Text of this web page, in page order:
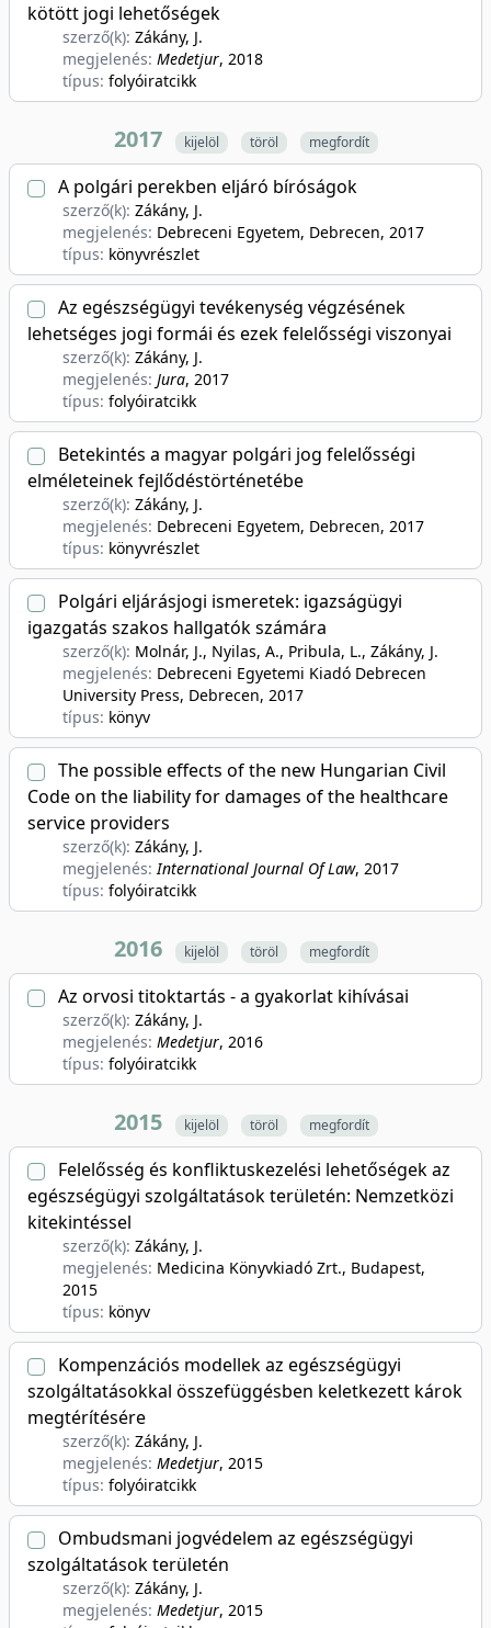
kötött jogi lehetőségek
szerző(k): Zákány, J.
megjelenés: Medetjur, 2018
típus: folyóiratcikk
2017 kijelöl töröl megfordít
A polgári perekben eljáró bíróságok
szerző(k): Zákány, J.
megjelenés: Debreceni Egyetem, Debrecen, 2017
típus: könyvrészlet
Az egészségügyi tevékenység végzésének
lehetséges jogi formái és ezek felelősségi viszonyai
szerző(k): Zákány, J.
megjelenés: Jura, 2017
típus: folyóiratcikk
Betekintés a magyar polgári jog felelősségi
elméleteinek fejlődéstörténetébe
szerző(k): Zákány, J.
megjelenés: Debreceni Egyetem, Debrecen, 2017
típus: könyvrészlet
Polgári eljárásjogi ismeretek: igazságügyi
igazgatás szakos hallgatók számára
szerző(k): Molnár, J., Nyilas, A., Pribula, L., Zákány, J.
megjelenés: Debreceni Egyetemi Kiadó Debrecen
University Press, Debrecen, 2017
típus: könyv
The possible effects of the new Hungarian Civil
Code on the liability for damages of the healthcare
service providers
szerző(k): Zákány, J.
megjelenés:International Journal Of Law, 2017
típus: folyóiratcikk
2016 kijelöl töröl megfordít
Az orvosi titoktartás - a gyakorlat kihívásai
szerző(k): Zákány, J.
megjelenés: Medetjur, 2016
típus: folyóiratcikk
2015 kijelöl töröl megfordít
Felelősség és konfliktuskezelési lehetőségek az
egészségügyi szolgáltatások területén: Nemzetközi
kitekintéssel
szerző(k): Zákány, J.
megjelenés: Medicina Könyvkiadó Zrt., Budapest,
2015
típus: könyv
Kompenzációs modellek az egészségügyi
szolgáltatásokkal összefüggésben keletkezett károk
megtérítésére
szerző(k): Zákány, J.
megjelenés: Medetjur, 2015
típus: folyóiratcikk
Ombudsmani jogvédelem az egészségügyi
szolgáltatások területén
szerző(k): Zákány, J.
megjelenés: Medetjur, 2015